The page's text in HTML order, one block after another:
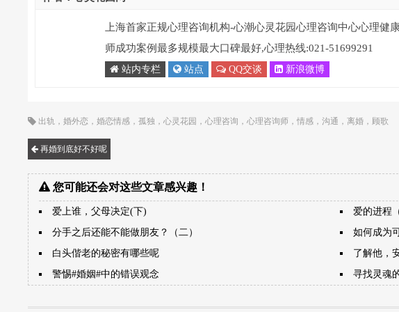
上海首家正规心理咨询机构-心潮心灵花园心理咨询中心心理
师成功案例最多规模最大口碑最好,心理热线:021-51699291
站内专栏 站点 QQ交谈 新浪微博
出轨 ，婚外恋 ，婚恋情感 ，孤独 ，心灵花园 ，心理咨询 ，心理咨询师 ，情感 ，沟通 ，离婚 ， 顾歌
再婚到底好不好呢
您可能还会对这些文章感兴趣！
爱上谁，父母决定(下)
爱的进程
分手之后还能不能做朋友？（二）
如何成为
白头偕老的秘密有哪些呢
了解他，
警惕#婚姻#中的错误观念
寻找灵魂